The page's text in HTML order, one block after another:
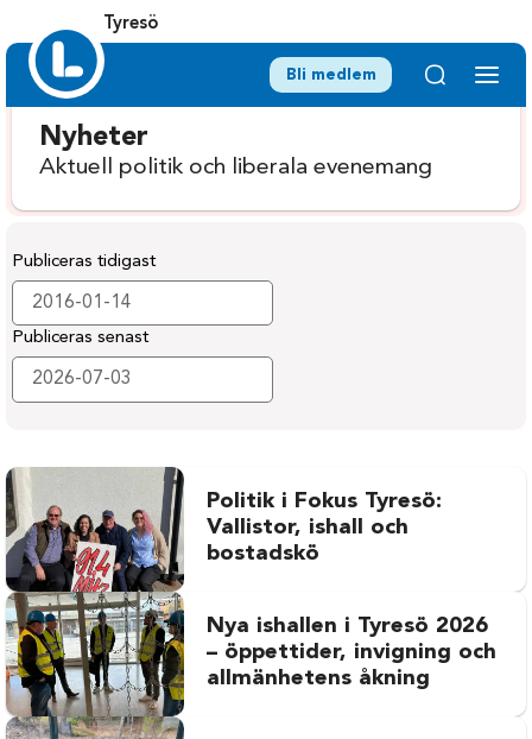
Tyresö
Bli medlem
Nyheter
Aktuell politik och liberala evenemang
Publiceras tidigast
Publiceras senast
Politik i Fokus Tyresö:
Vallistor, ishall och
bostadskö
Nya ishallen i Tyresö 2026
– öppettider, invigning och
allmänhetens åkning